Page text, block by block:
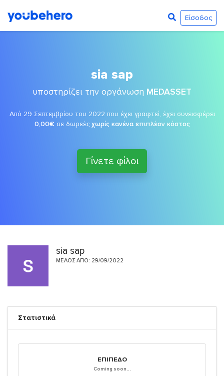
Είσοδος
sia sap
υποστηρίζει την οργάνωση MEDASSET
Από 29 Σεπτεμβρίου του 2022 που έχει γραφτεί, έχει συνεισφέρει
0,00€ σε δωρεές χωρίς κανένα επιπλέον κόστος
Γίνετε φίλοι
sia sap
ΜΈΛΟΣ ΑΠΌ: 29/09/2022
Στατιστικά
ΕΠΊΠΕΔΟ
Coming soon...